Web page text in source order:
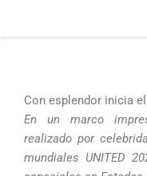
Con esplendor inicia
En un marco
realizado por
mundiales UNITED